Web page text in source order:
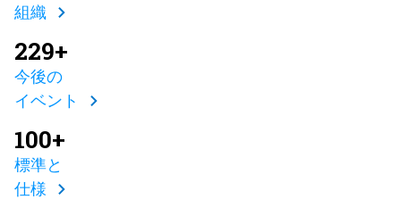
組織
229+
今後の
イベント
100+
標準と
仕様